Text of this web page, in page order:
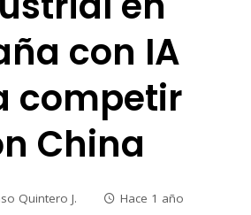
con IA
competir
China
Quintero J.
Hace 1 año